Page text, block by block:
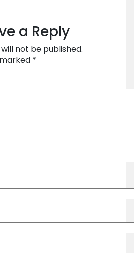
a Reply
not be published.
*